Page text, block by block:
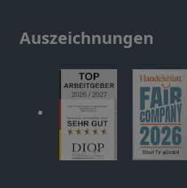
Auszeichnungen